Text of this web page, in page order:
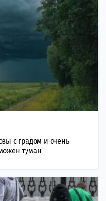
с градом и очень
туман